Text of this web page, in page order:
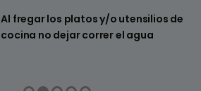
Al fregar los platos y/o utensilios de
cocina no dejar correr el agua